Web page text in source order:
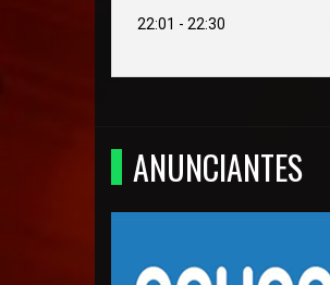
22:01 - 22:30
ANUNCIANTES